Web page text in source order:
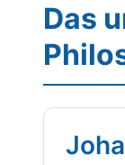
Das